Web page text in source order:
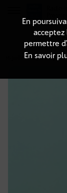
16 juillet 2025à 12h59 ,
En
acceptez
permettre
En savoir